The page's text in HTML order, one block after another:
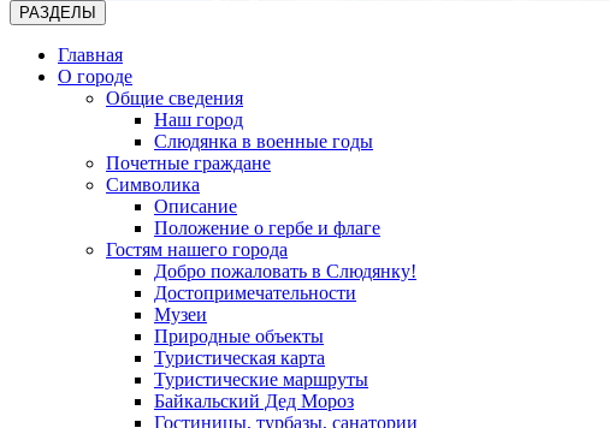
РАЗДЕЛЫ
Главная
О городе
Общие сведения
Наш город
Слюдянка в военные годы
Почетные граждане
Символика
Описание
Положение о гербе и флаге
Гостям нашего города
Добро пожаловать в Слюдянку!
Достопримечательности
Музеи
Природные объекты
Туристическая карта
Туристические маршруты
Байкальский Дед Мороз
Гостиницы, турбазы, санатории